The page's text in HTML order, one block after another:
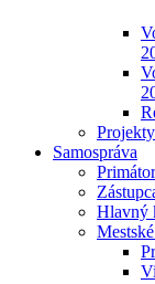
Samospráva
Hlavný